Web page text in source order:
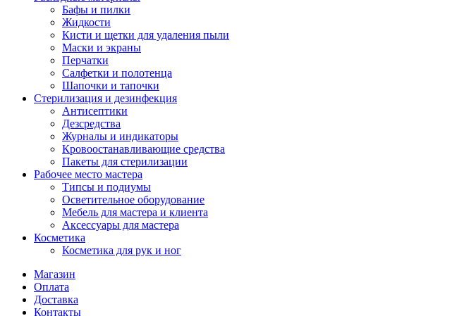
Бафы и пилки
Жидкости
Кисти и щетки для удаления пыли
Маски и экраны
Перчатки
Салфетки и полотенца
Шапочки и тапочки
Стерилизация и дезинфекция
Антисептики
Дезсредства
Журналы и индикаторы
Кровоостанавливающие средства
Пакеты для стерилизации
Рабочее место мастера
Типсы и подиумы
Осветительное оборудование
Мебель для мастера и клиента
Аксессуары для мастера
Косметика
Косметика для рук и ног
Магазин
Оплата
Доставка
Контакты